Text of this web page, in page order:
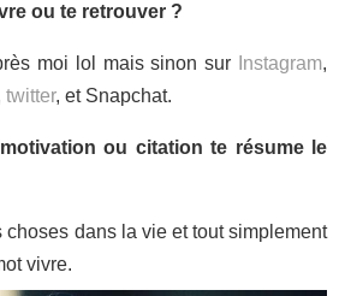
ou te retrouver ?
moi lol mais sinon sur Instagram,
twitter, et Snapchat.
ou citation te résume le
choses dans la vie et tout simplement
vivre.